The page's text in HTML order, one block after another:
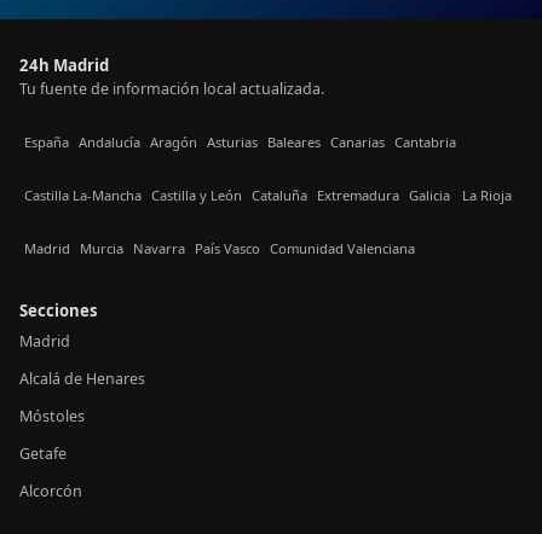
24h Madrid
Tu fuente de información local actualizada.
España Andalucía Aragón Asturias Baleares Canarias Cantabria
Castilla La-Mancha Castilla y León Cataluña Extremadura Galicia La Rioja
Madrid Murcia Navarra País Vasco Comunidad Valenciana
Secciones
Madrid
Alcalá de Henares
Móstoles
Getafe
Alcorcón